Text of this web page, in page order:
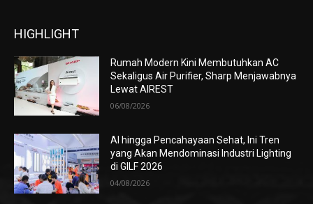
HIGHLIGHT
Rumah Modern Kini Membutuhkan AC
Sekaligus Air Purifier, Sharp Menjawabnya
Lewat AIREST
06/08/2026
AI hingga Pencahayaan Sehat, Ini Tren
yang Akan Mendominasi Industri Lighting
di GILF 2026
04/08/2026